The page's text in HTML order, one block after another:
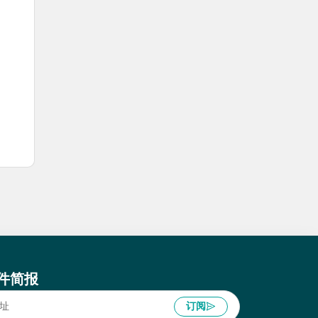
简报
订阅